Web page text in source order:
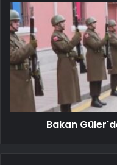
Bakan